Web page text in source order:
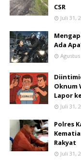
CSR
Juli 31,
Ada
Agustus
Oknum
Lapor
Juli 31,
Polres
Rakyat
Juli 31,